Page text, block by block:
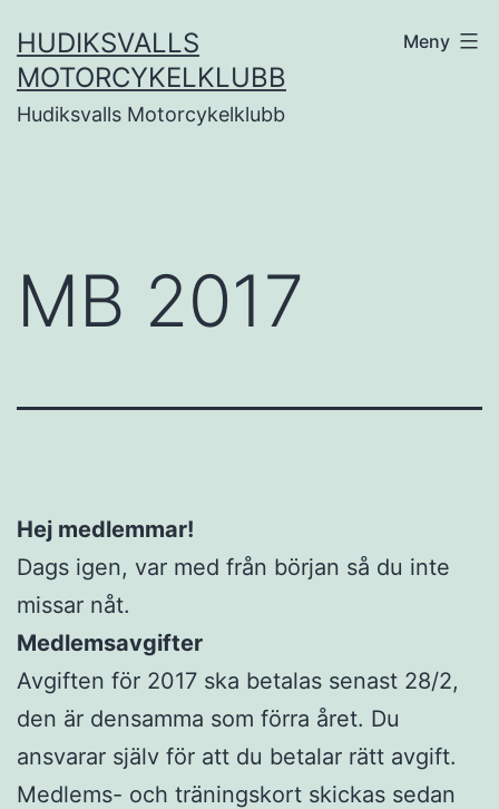
till
innehåll
HUDIKSVALLS
MOTORCYKELKLUBB
Hudiksvalls Motorcykelklubb
Meny
MB 2017
Hej medlemmar!
Dags igen, var med från början så du inte
missar nåt.
Medlemsavgifter
Avgiften för 2017 ska betalas senast 28/2,
den är densamma som förra året. Du
ansvarar själv för att du betalar rätt avgift.
Medlems- och träningskort skickas sedan